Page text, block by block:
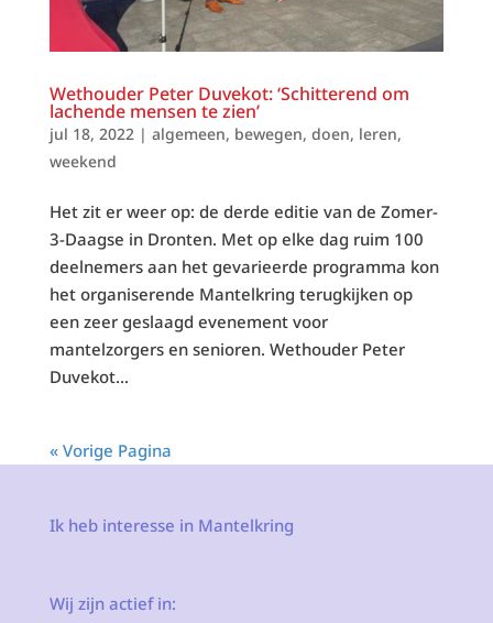
Wethouder Peter Duvekot: ‘Schitterend om
lachende mensen te zien’
jul 18, 2022| algemeen, bewegen, doen, leren,
weekend
Het zit er weer op: de derde editie van de Zomer-
3-Daagse in Dronten. Met op elke dag ruim 100
deelnemers aan het gevarieerde programma kon
het organiserende Mantelkring terugkijken op
een zeer geslaagd evenement voor
mantelzorgers en senioren. Wethouder Peter
Duvekot...
« Vorige Pagina
Ik heb interesse in Mantelkring
Wij zijn actief in: